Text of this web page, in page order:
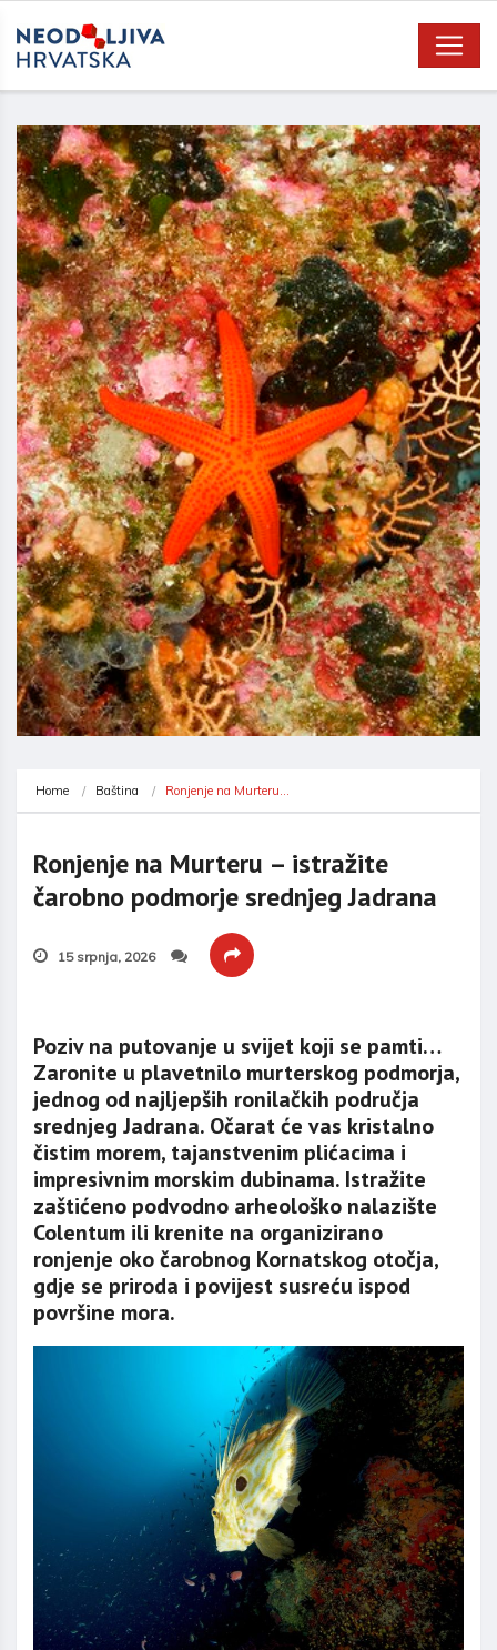
Home Baština Ronjenje na Murteru…
Ronjenje na Murteru – istražite
čarobno podmorje srednjeg Jadrana
15 srpnja, 2026
Poziv na putovanje u svijet koji se pamti…
Zaronite u plavetnilo murterskog podmorja,
jednog od najljepših ronilačkih područja
srednjeg Jadrana. Očarat će vas kristalno
čistim morem, tajanstvenim plićacima i
impresivnim morskim dubinama. Istražite
zaštićeno podvodno arheološko nalazište
Colentum ili krenite na organizirano
ronjenje oko čarobnog Kornatskog otočja,
gdje se priroda i povijest susreću ispod
površine mora.